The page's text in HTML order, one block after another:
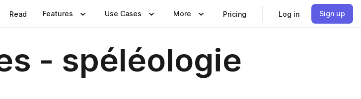
Read Features Use Cases More Pricing Log in Sign up
- spéléologie